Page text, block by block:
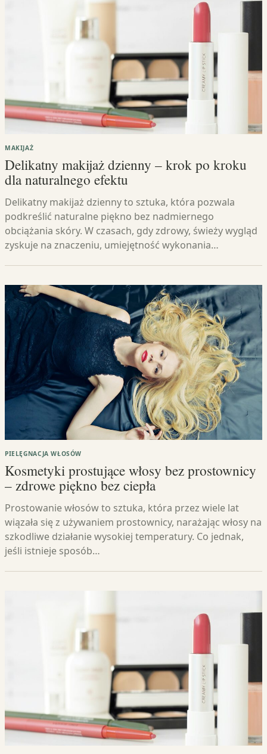
MAKIJAŻ
Delikatny makijaż dzienny – krok po kroku
dla naturalnego efektu
Delikatny makijaż dzienny to sztuka, która pozwala
podkreślić naturalne piękno bez nadmiernego
obciążania skóry. W czasach, gdy zdrowy, świeży wygląd
zyskuje na znaczeniu, umiejętność wykonania…
PIELĘGNACJA WŁOSÓW
Kosmetyki prostujące włosy bez prostownicy
– zdrowe piękno bez ciepła
Prostowanie włosów to sztuka, która przez wiele lat
wiązała się z używaniem prostownicy, narażając włosy na
szkodliwe działanie wysokiej temperatury. Co jednak,
jeśli istnieje sposób…